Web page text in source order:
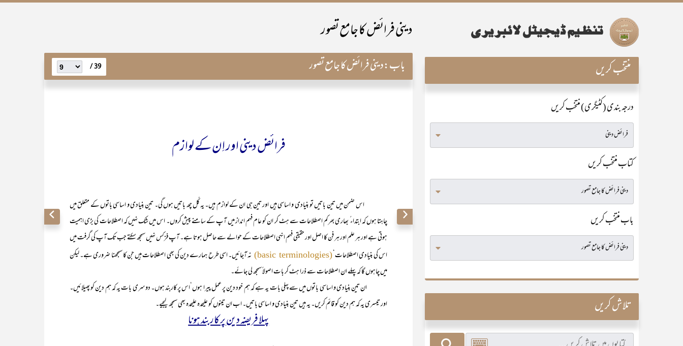
دینی فرائض کا جامع تصور
باب:دینی فرائض کا جامع تصور 39 /
فرائض دینی اور اِن کے لوازم
اس ضمن میں تین باتیں تو بنیادی و اساسی ہیں اور تین ہی ان کے لوازم ہیں۔ یہ کُل چھ باتیں ہوں گی۔ تین بنیادی و اساسی باتوں کے متعلق میں
چاہتا ہوں کہ ابتداء ً بھاری بھرکم اصطلاحات سے ہٹ کر ان کو عام فہم انداز میں آپ کے سامنے پیش کروں۔ اس میں شک نہیں کہ اصطلاحات کی بڑی اہمیت
ہوتی ہے اور ہر علم اور ہر فن کا اصل اور حقیقی فہم انہی اصطلاحات کے حوالے سے حاصل ہوتا ہے۔ آپ فزکس نہیں سمجھ سکتے جب تک آپ کی گرفت میں
اس کی بنیادی اصطلاحات‘(basic terminologies)
نہ آجائیں۔ اسی طرح ہمارے دین کی بھی اصطلاحات ہیں جن کا سمجھنا ضروری ہے۔ لیکن
میں چاہوں گا کہ پہلے ان اصطلاحات سے ذرا ہٹ کر بات اصولاً سمجھ لی جائے۔
ان تین بنیادی و اساسی باتوں میں سے پہلی بات یہ ہے کہ ہم خود دین پر عمل پیرا ہوں‘اس پر کاربند ہوں۔ دوسری بات یہ کہ ہم دین کو پھیلائیں۔
اور تیسری یہ کہ ہم دین کو قائم کریں۔ یہ ہیں تین بنیادی و اساسی باتیں۔ اب ان تینوں کو علیحدہ علیحدہ بھی سمجھ لیجیے۔
پہلا فریضہ دین پر کاربند ہونا
منتخب کریں
درجہ بندی (کٹیگری) منتخب کریں
کتاب منتخب کریں
باب منتخب کریں
تلاش کریں